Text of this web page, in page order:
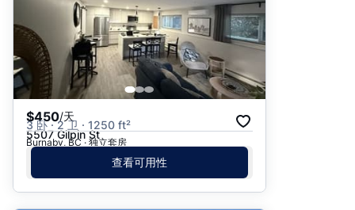
$450/天
3 卧 · 2 卫 · 1250 ft²
5507 Gilpin St
Burnaby, BC · 独立套房
查看可用性